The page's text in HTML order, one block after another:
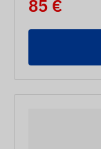
85 €